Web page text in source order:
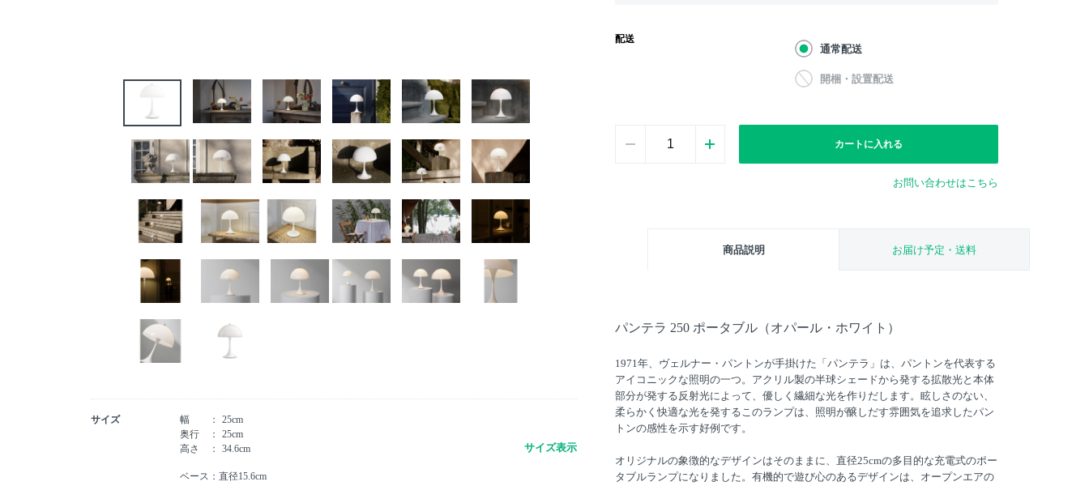
配送
通常配送
開梱・設置配送
カートに入れる
お問い合わせはこちら
商品説明 お届け予定・送料
パンテラ 250 ポータブル（オパール・ホワイト）
1971年、ヴェルナー・パントンが手掛けた「パンテラ」は、パントンを代表する
アイコニックな照明の一つ。アクリル製の半球シェードから発する拡散光と本体
部分が発する反射光によって、優しく繊細な光を作りだします。眩しさのない、
柔らかく快適な光を発するこのランプは、照明が醸しだす雰囲気を追求したパン
トンの感性を示す好例です。
オリジナルの象徴的なデザインはそのままに、直径25cmの多目的な充電式のポー
タブルランプになりました。有機的で遊び心のあるデザインは、オープンエアの
サイズ 幅
25cm
奥行
25cm
高さ
34.6cm
ベース：直径15.6cm
サイズ表示